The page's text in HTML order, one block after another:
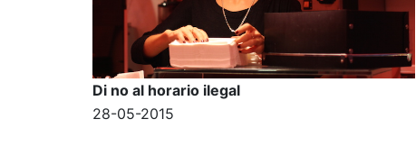
Di no al horario ilegal
28-05-2015